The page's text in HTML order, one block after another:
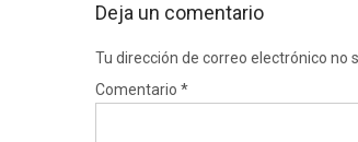
Deja un comentario
Tu dirección de correo electrónico no
Comentario *